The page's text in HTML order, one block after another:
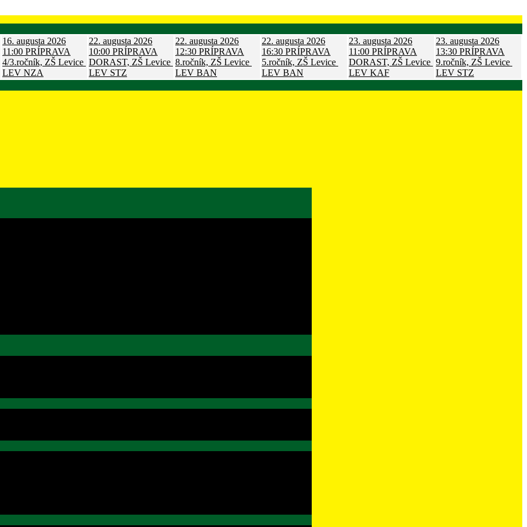
16. augusta 2026
11:00 PRÍPRAVA
4/3.ročník, ZŠ Levice
LEV NZA
22. augusta 2026
10:00 PRÍPRAVA
DORAST, ZŠ Levice
LEV STZ
22. augusta 2026
12:30 PRÍPRAVA
8.ročník, ZŠ Levice
LEV BAN
22. augusta 2026
16:30 PRÍPRAVA
5.ročník, ZŠ Levice
LEV BAN
23. augusta 2026
11:00 PRÍPRAVA
DORAST, ZŠ Levice
LEV KAF
23. augusta 2026
13:30 PRÍPRAVA
9.ročník, ZŠ Levice
LEV STZ